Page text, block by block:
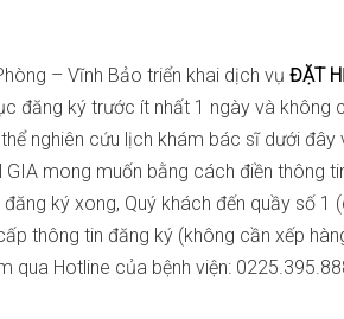
– Vĩnh Bảo triển khai dịch vụ ĐẶT
đăng ký trước ít nhất 1 ngày và không
nghiên cứu lịch khám bác sĩ dưới đây
GIA mong muốn bằng cách điền thông
ký xong, Quý khách đến quầy số 1
thông tin đăng ký (không cần xếp
qua Hotline của bệnh viện: